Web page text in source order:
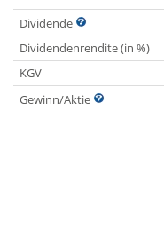
Dividende
Dividendenrendite (in %)
KGV
Gewinn/Aktie